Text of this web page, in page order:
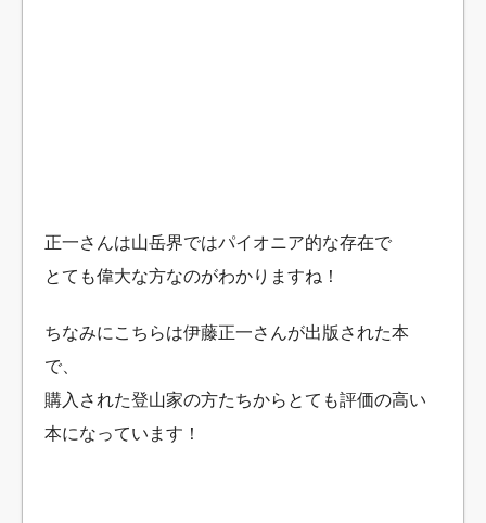
正一さんは山岳界ではパイオニア的な存在で
とても偉大な方なのがわかりますね！
ちなみにこちらは伊藤正一さんが出版された本
で、
購入された登山家の方たちからとても評価の高い
本になっています！